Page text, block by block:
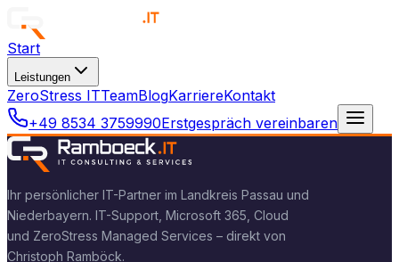
Start
Leistungen
ZeroStress ITTeamBlogKarriereKontakt
+49 8534 3759990Erstgespräch vereinbaren
Ihr persönlicher IT-Partner im Landkreis Passau und
Niederbayern. IT-Support, Microsoft 365, Cloud
und ZeroStress Managed Services – direkt von
Christoph Ramböck.